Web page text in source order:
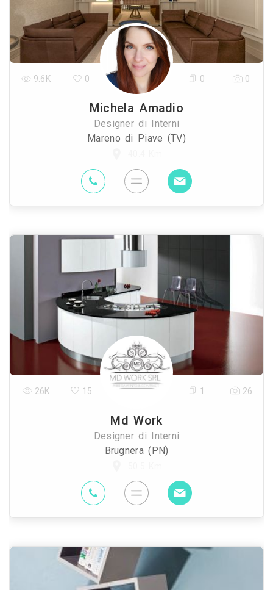
Michela Amadio
Designer di Interni
Mareno di Piave (TV)
9.6K 0 0 0
Md Work
Designer di Interni
Brugnera (PN)
26K 15 1 26